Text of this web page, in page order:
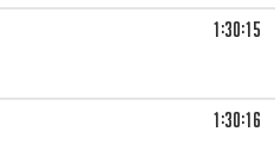
1:30:15
1:30:16